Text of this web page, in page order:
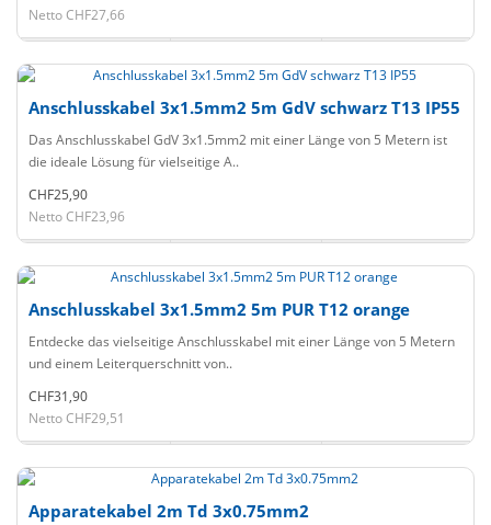
Netto CHF27,66
Anschlusskabel 3x1.5mm2 5m GdV schwarz T13 IP55
Das Anschlusskabel GdV 3x1.5mm2 mit einer Länge von 5 Metern ist
die ideale Lösung für vielseitige A..
CHF25,90
Netto CHF23,96
Anschlusskabel 3x1.5mm2 5m PUR T12 orange
Entdecke das vielseitige Anschlusskabel mit einer Länge von 5 Metern
und einem Leiterquerschnitt von..
CHF31,90
Netto CHF29,51
Apparatekabel 2m Td 3x0.75mm2